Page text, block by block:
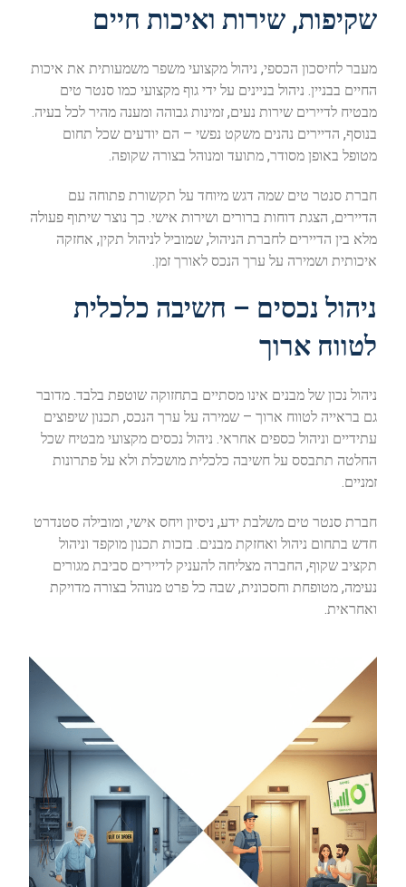
שקיפות, שירות ואיכות חיים
מעבר לחיסכון הכספי, ניהול מקצועי משפר משמעותית את איכות
החיים בבניין. ניהול בניינים על ידי גוף מקצועי כמו סנטר טים
מבטיח לדיירים שירות נעים, זמינות גבוהה ומענה מהיר לכל בעיה.
בנוסף, הדיירים נהנים משקט נפשי – הם יודעים שכל תחום
מטופל באופן מסודר, מתועד ומנוהל בצורה שקופה.
חברת סנטר טים שמה דגש מיוחד על תקשורת פתוחה עם
הדיירים, הצגת דוחות ברורים ושירות אישי. כך נוצר שיתוף פעולה
מלא בין הדיירים לחברת הניהול, שמוביל לניהול תקין, אחזקה
איכותית ושמירה על ערך הנכס לאורך זמן.
ניהול נכסים – חשיבה כלכלית
לטווח ארוך
ניהול נכון של מבנים אינו מסתיים בתחזוקה שוטפת בלבד. מדובר
גם בראייה לטווח ארוך – שמירה על ערך הנכס, תכנון שיפוצים
עתידיים וניהול כספים אחראי. ניהול נכסים מקצועי מבטיח שכל
החלטה תתבסס על חשיבה כלכלית מושכלת ולא על פתרונות
זמניים.
חברת סנטר טים משלבת ידע, ניסיון ויחס אישי, ומובילה סטנדרט
חדש בתחום ניהול ואחזקת מבנים. בזכות תכנון מוקפד וניהול
תקציב שקוף, החברה מצליחה להעניק לדיירים סביבת מגורים
נעימה, מטופחת וחסכונית, שבה כל פרט מנוהל בצורה מדויקת
ואחראית.